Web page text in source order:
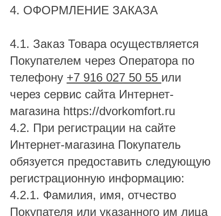
4. ОФОРМЛЕНИЕ ЗАКАЗА
4.1. Заказ Товара осуществляется
Покупателем через Оператора по
телефону +7 916 027 50 55 или
через сервис сайта Интернет-
магазина https://dvorkomfort.ru
4.2. При регистрации на сайте
Интернет-магазина Покупатель
обязуется предоставить следующую
регистрационную информацию:
4.2.1. Фамилия, имя, отчество
Покупателя или указанного им лица